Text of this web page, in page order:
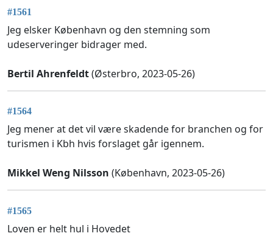
#1561
Jeg elsker København og den stemning som
udeserveringer bidrager med.
Bertil Ahrenfeldt(Østerbro, 2023-05-26)
#1564
Jeg mener at det vil være skadende for branchen og for
turismen i Kbh hvis forslaget går igennem.
Mikkel Weng Nilsson (København, 2023-05-26)
#1565
Loven er helt hul i Hovedet